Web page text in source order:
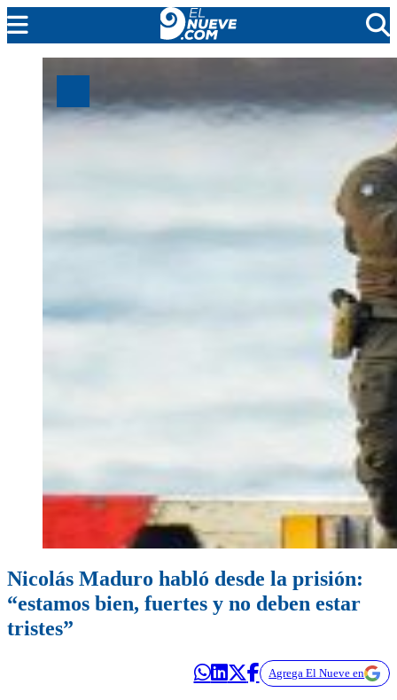
CADA DÍA
PROGRAMACIÓN
Nicolás Maduro habló desde la prisión:
“estamos bien, fuertes y no deben estar
tristes”
Agrega El Nueve en